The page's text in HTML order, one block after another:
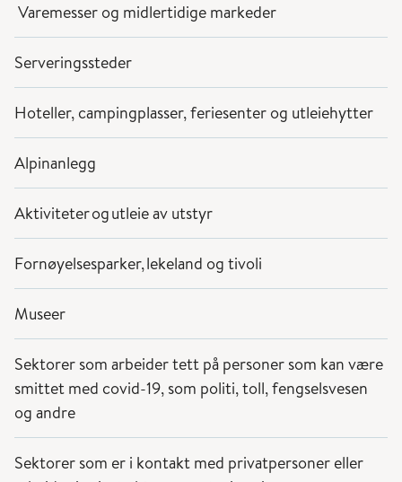
Varemesser og midlertidige markeder
Serveringssteder
Hoteller, campingplasser, feriesenter og utleiehytter
Alpinanlegg
Aktiviteter og utleie av utstyr
Fornøyelsesparker, lekeland og tivoli
Museer
Sektorer som arbeider tett på personer som kan være
smittet med covid-19, som politi, toll, fengselsvesen
og andre
Sektorer som er i kontakt med privatpersoner eller